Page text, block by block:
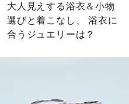
大人見えする浴衣＆小物
選びと着こなし、 浴衣に
合うジュエリーは？